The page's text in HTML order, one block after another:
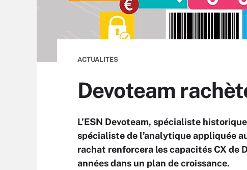
ACTUALITES
Devoteam
L’ESN Devoteam, spécialiste
spécialiste de l’analytique appliquée
rachat renforcera les capacités CX de
années dans un plan de croissance.